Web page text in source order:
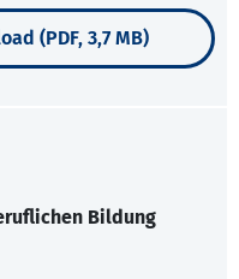
(PDF, 3,7 MB)
Bildung